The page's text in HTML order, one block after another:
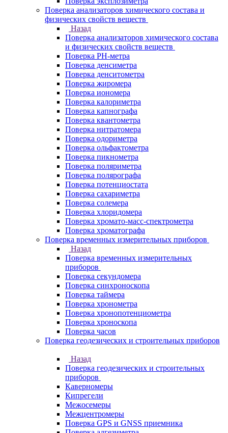
Поверка анализаторов химического состава и
физических свойств веществ
Назад
Поверка анализаторов химического состава
и физических свойств веществ
Поверка PH-метра
Поверка денсиметра
Поверка денситометра
Поверка жиромера
Поверка иономера
Поверка калориметра
Поверка капнографа
Поверка квантометра
Поверка нитратомера
Поверка одориметра
Поверка ольфактометра
Поверка пикнометра
Поверка поляриметра
Поверка полярографа
Поверка потенциостата
Поверка сахариметра
Поверка солемера
Поверка хлоридомера
Поверка хромато-масс-спектрометра
Поверка хроматографа
Поверка временных измерительных приборов
Назад
Поверка временных измерительных
приборов
Поверка секундомера
Поверка синхроноскопа
Поверка таймера
Поверка хронометра
Поверка хронопотенциометра
Поверка хроноскопа
Поверка часов
Поверка геодезических и строительных приборов
Назад
Поверка геодезических и строительных
приборов
Каверномеры
Кипрегели
Межосемеры
Межцентромеры
Поверка GPS и GNSS приемника